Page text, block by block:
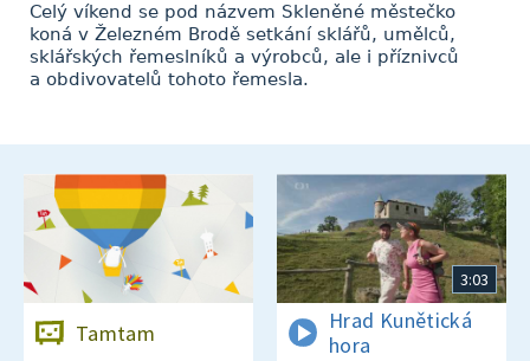
Celý víkend se pod názvem Skleněné městečko
koná v Železném Brodě setkání sklářů, umělců,
sklářských řemeslníků a výrobců, ale i příznivců
a obdivovatelů tohoto řemesla.
Tamtam
3:03
Hrad Kunětická
hora